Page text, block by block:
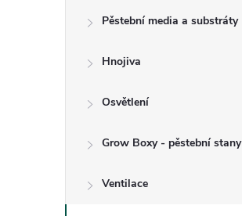
Pěstební media a substráty
Hnojiva
Osvětlení
Grow Boxy - pěstební stany
Ventilace